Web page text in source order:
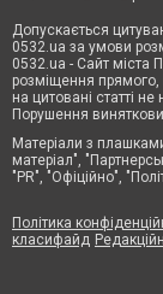
Допускається
0532.ua за умови
0532.ua - Сайт міста
розміщення прямого,
на цитовані статті
Порушення
Матеріали з
матеріал",
"PR", "Офіційно",
Політика
класифайд